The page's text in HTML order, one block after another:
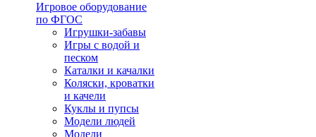
Игровое оборудование
по ФГОС
Игрушки-забавы
Игры с водой и
песком
Каталки и качалки
Коляски, кроватки
и качели
Куклы и пупсы
Модели людей
Модели